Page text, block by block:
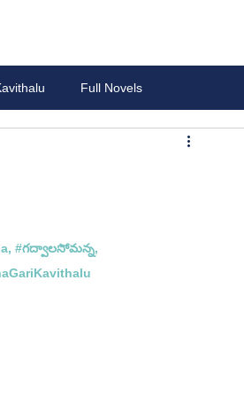
Full Novels
, #గద్వాలసోమన్న,